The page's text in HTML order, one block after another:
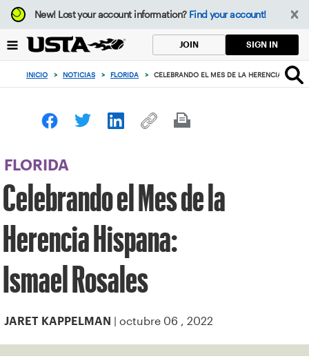
Enfoque
desde
botón
volver
principio
New!Lost your account information? Find your account!
JOIN SIGN IN
INICIO > NOTICIAS > FLORIDA > CELEBRANDO EL MES DE LA HERENCIA
FLORIDA
Celebrando el Mes de la
Herencia Hispana:
Ismael Rosales
JARET KAPPELMAN | octubre 06 , 2022